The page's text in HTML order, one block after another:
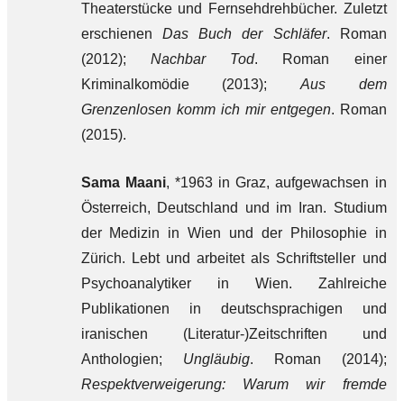
Theaterstücke und Fernsehdrehbücher. Zuletzt
erschienen Das Buch der Schläfer. Roman
(2012); Nachbar Tod. Roman einer
Kriminalkomödie (2013); Aus dem
Grenzenlosen komm ich mir entgegen. Roman
(2015).
Sama Maani, *1963 in Graz, aufgewachsen in
Österreich, Deutschland und im Iran. Studium
der Medizin in Wien und der Philosophie in
Zürich. Lebt und arbeitet als Schriftsteller und
Psychoanalytiker in Wien. Zahlreiche
Publikationen in deutschsprachigen und
iranischen (Literatur-)Zeitschriften und
Anthologien; Ungläubig. Roman (2014);
Respektverweigerung: Warum wir fremde